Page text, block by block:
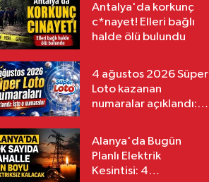
Antalya'da korkunç
c*nayet! Elleri bağlı
halde ölü bulundu
4 ağustos 2026 Süper
Loto kazanan
numaralar açıklandı:
Alanya'da Bugün
Planlı Elektrik
Kesintisi: 4